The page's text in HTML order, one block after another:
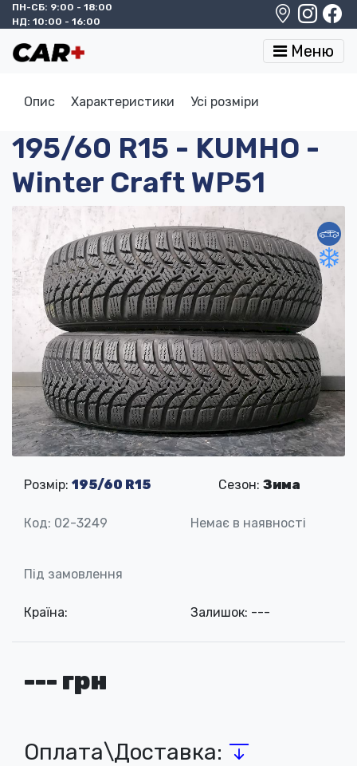
ПН-СБ: 9:00 - 18:00
НД: 10:00 - 16:00
Меню
Опис Характеристики Усі розміри
195/60 R15 - KUMHO -
Winter Craft WP51
Розмір: 195/60 R15 Сезон: Зима
Код: 02-3249 Немає в наявності
Під замовлення
Країна: Залишок: ---
--- грн
Оплата\Доставка: